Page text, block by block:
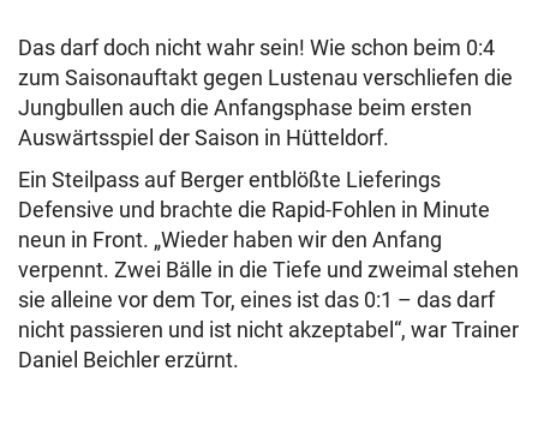
Das darf doch nicht wahr sein! Wie schon beim 0:4
zum Saisonauftakt gegen Lustenau verschliefen die
Jungbullen auch die Anfangsphase beim ersten
Auswärtsspiel der Saison in Hütteldorf.
Ein Steilpass auf Berger entblößte Lieferings
Defensive und brachte die Rapid-Fohlen in Minute
neun in Front. „Wieder haben wir den Anfang
verpennt. Zwei Bälle in die Tiefe und zweimal stehen
sie alleine vor dem Tor, eines ist das 0:1 – das darf
nicht passieren und ist nicht akzeptabel“, war Trainer
Daniel Beichler erzürnt.